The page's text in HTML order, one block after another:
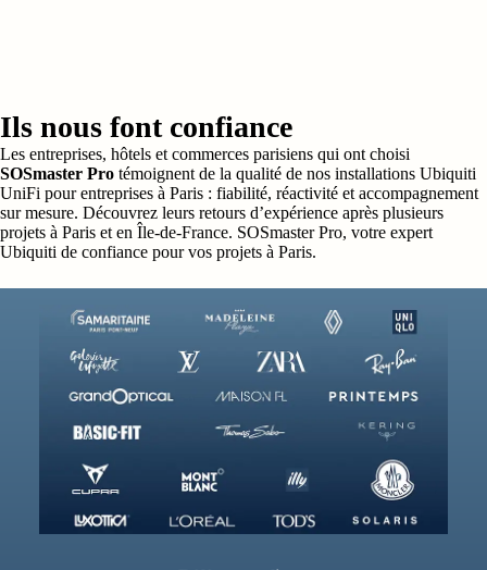
Ils nous font confiance
Les entreprises, hôtels et commerces parisiens qui ont choisi
SOSmaster Pro témoignent de la qualité de nos installations Ubiquiti
UniFi pour entreprises à Paris : fiabilité, réactivité et accompagnement
sur mesure. Découvrez leurs retours d’expérience après plusieurs
projets à Paris et en Île-de-France. SOSmaster Pro, votre expert
Ubiquiti de confiance pour vos projets à Paris.